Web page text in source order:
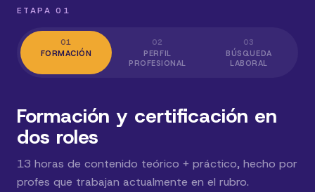
ETAPA 01
01
FORMACIÓN
02
PERFIL
PROFESIONAL
03
BÚSQUEDA
LABORAL
Formación y certificación en
dos roles
13 horas de contenido teórico + práctico, hecho por
profes que trabajan actualmente en el rubro.